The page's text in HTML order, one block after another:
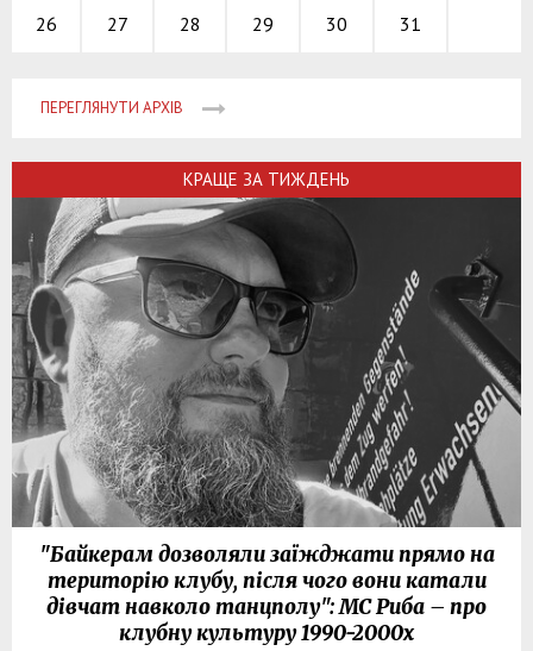
26 27 28 29 30 31
ПЕРЕГЛЯНУТИ АРХІВ
КРАЩЕ ЗА ТИЖДЕНЬ
"Байкерам дозволяли заїжджати прямо на
територію клубу, після чого вони катали
дівчат навколо танцполу": МС Риба – про
клубну культуру 1990-2000х